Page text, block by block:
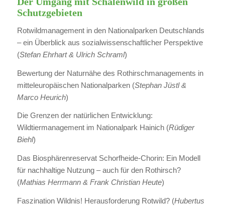
Schutzgebieten
Rotwildmanagement in den Nationalparken Deutschlands
– ein Überblick aus sozialwissenschaftlicher Perspektive
(Stefan Ehrhart & Ulrich Schraml)
Bewertung der Naturnähe des Rothirschmanagements in
mitteleuropäischen Nationalparken (Stephan Jüstl &
Marco Heurich)
Die Grenzen der natürlichen Entwicklung:
Wildtiermanagement im Nationalpark Hainich (Rüdiger
Biehl)
Das Biosphärenreservat Schorfheide-Chorin: Ein Modell
für nachhaltige Nutzung – auch für den Rothirsch?
(Mathias Herrmann & Frank Christian Heute)
Faszination Wildnis! Herausforderung Rotwild? (Hubertus